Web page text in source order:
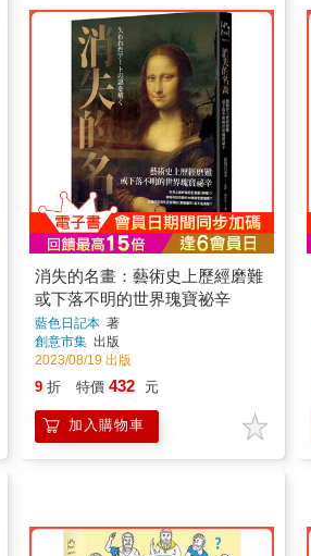
消失的名畫：藝術史上歷經磨難
或下落不明的世界瑰寶祕辛
藍色日記本著
創意市集 出版
2023/08/19 出版
9 折 特價 432 元
加入購物車